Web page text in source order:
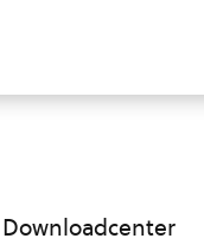
Downloadcenter